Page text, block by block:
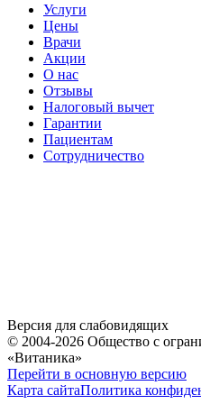
Услуги
Цены
Врачи
Акции
О нас
Отзывы
Налоговый вычет
Гарантии
Пациентам
Сотрудничество
Версия для слабовидящих
© 2004-2026 Общество с
«Витаника»
Перейти в основную версию
Карта сайтаПолитика